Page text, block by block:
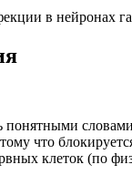
в нейронах
что
клеток (по